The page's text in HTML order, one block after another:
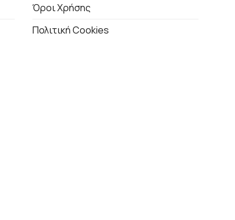
Όροι Χρήσης
Πολιτική Cookies